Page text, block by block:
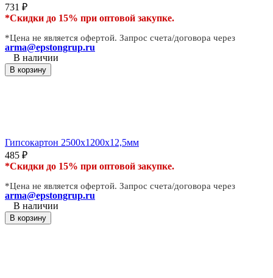
731
₽
*Скидки до 15% при оптовой закупке.
*Цена не является офертой. Запрос счета/договора через
arma@epstongrup.ru
В наличии
В корзину
Гипсокартон 2500х1200х12,5мм
485 ₽
*Скидки до 15% при оптовой закупке.
*Цена не является офертой. Запрос счета/договора через
arma@epstongrup.ru
В наличии
В корзину